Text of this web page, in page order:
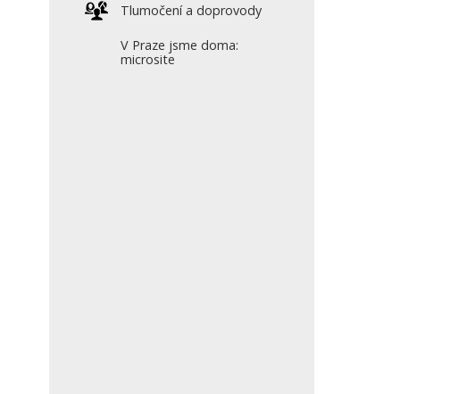
Tlumočení a doprovody
V Praze jsme doma:
microsite